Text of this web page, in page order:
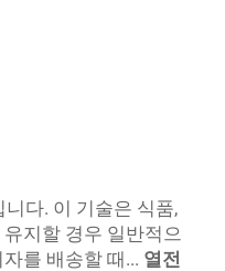
다. 이 기술은 식품,
지할 경우 일반적으
를 배송할 때... 열전